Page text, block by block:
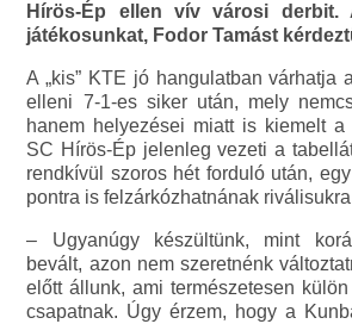
Hírös-Ép ellen vív városi derbit.
játékosunkat, Fodor Tamást
A „kis” KTE jó hangulatban várhatja
elleni 7-1-es siker után, mely
hanem helyezései miatt is kiemelt a
SC Hírös-Ép jelenleg vezeti a
rendkívül szoros hét forduló után,
pontra is felzárkózhatnának
– Ugyanúgy készültünk, mint
bevált, azon nem szeretnénk
előtt állunk, ami természetesen
csapatnak. Úgy érzem, hogy a